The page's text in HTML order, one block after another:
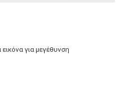
για μεγέθυνση